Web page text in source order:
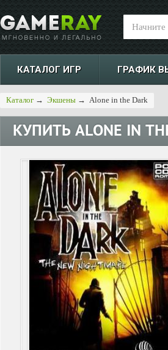
КАТАЛОГ ИГР ГРАФИК
Каталог → Экшены → Alone in the Dark
КУПИТЬ ALONE IN